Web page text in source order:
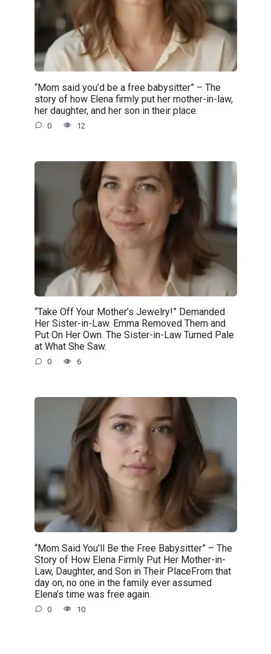
“Mom said you’d be a free babysitter” – The
story of how Elena firmly put her mother-in-law,
her daughter, and her son in their place.
0 12
“Take Off Your Mother’s Jewelry!” Demanded
Her Sister-in-Law. Emma Removed Them and
Put On Her Own. The Sister-in-Law Turned Pale
at What She Saw.
0 6
“Mom Said You’ll Be the Free Babysitter” – The
Story of How Elena Firmly Put Her Mother-in-
Law, Daughter, and Son in Their PlaceFrom that
day on, no one in the family ever assumed
Elena’s time was free again.
0 10